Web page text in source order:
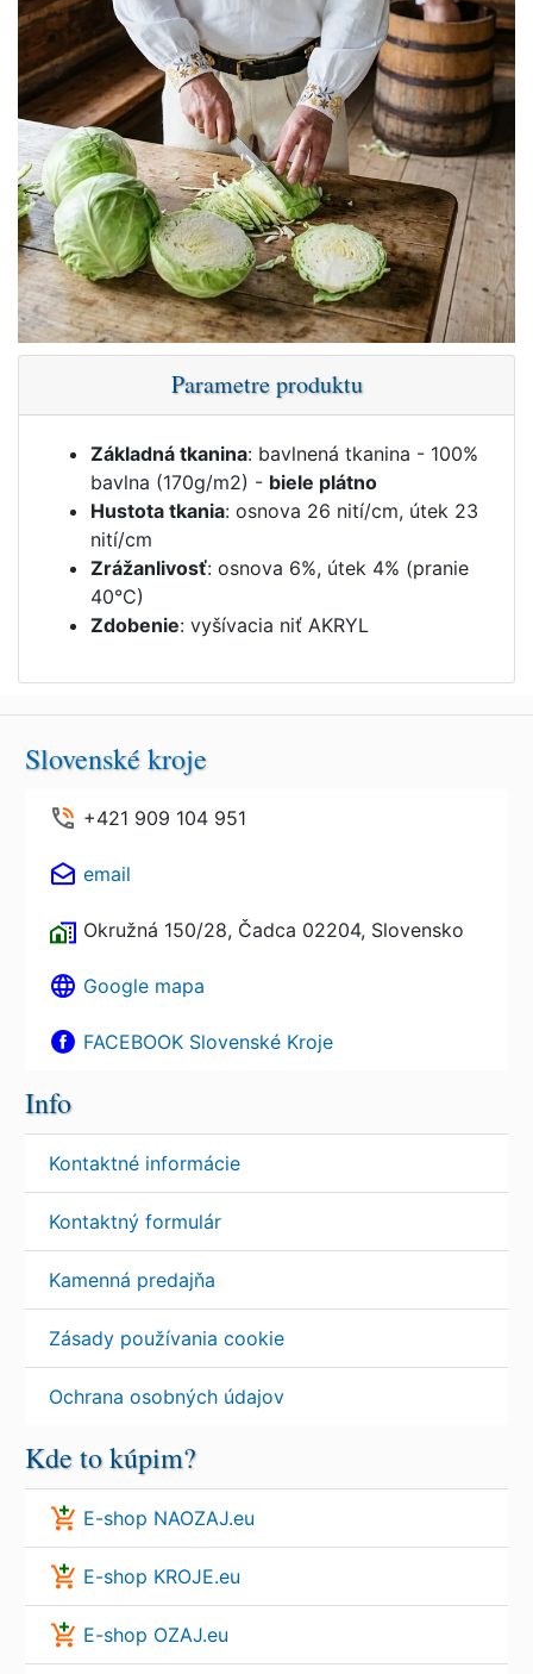
Parametre produktu
Základná tkanina: bavlnená tkanina - 100%
bavlna (170g/m2) - biele plátno
Hustota tkania: osnova 26 nití/cm, útek 23
nití/cm
Zrážanlivosť: osnova 6%, útek 4% (pranie
40°C)
Zdobenie: vyšívacia niť AKRYL
Slovenské kroje
+421 909 104 951
email
Okružná 150/28, Čadca 02204, Slovensko
Google mapa
FACEBOOK Slovenské Kroje
Info
Kontaktné informácie
Kontaktný formulár
Kamenná predajňa
Zásady používania cookie
Ochrana osobných údajov
Kde to kúpim?
E-shop NAOZAJ.eu
E-shop KROJE.eu
E-shop OZAJ.eu